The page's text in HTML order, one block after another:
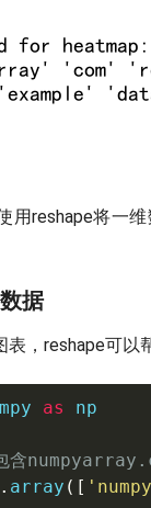
用reshape将一
据
，reshape可以
as np
含
. array ( [